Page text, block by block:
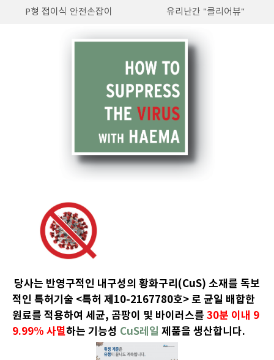
P형 접이식 안전손잡이 유리난간 "클리어뷰"
당사는 반영구적인 내구성의 황화구리(CuS) 소재를 독보
적인 특허기술 <특허 제10-2167780호> 로 균일 배합한
원료를 적용하여 세균, 곰팡이 및 바이러스를 30분 이내 9
9.99% 사멸하는 기능성 CuS레일 제품을 생산합니다.